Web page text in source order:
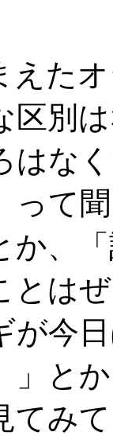
た
区別
はな
て聞
か、
とは
が今
」と
てみ